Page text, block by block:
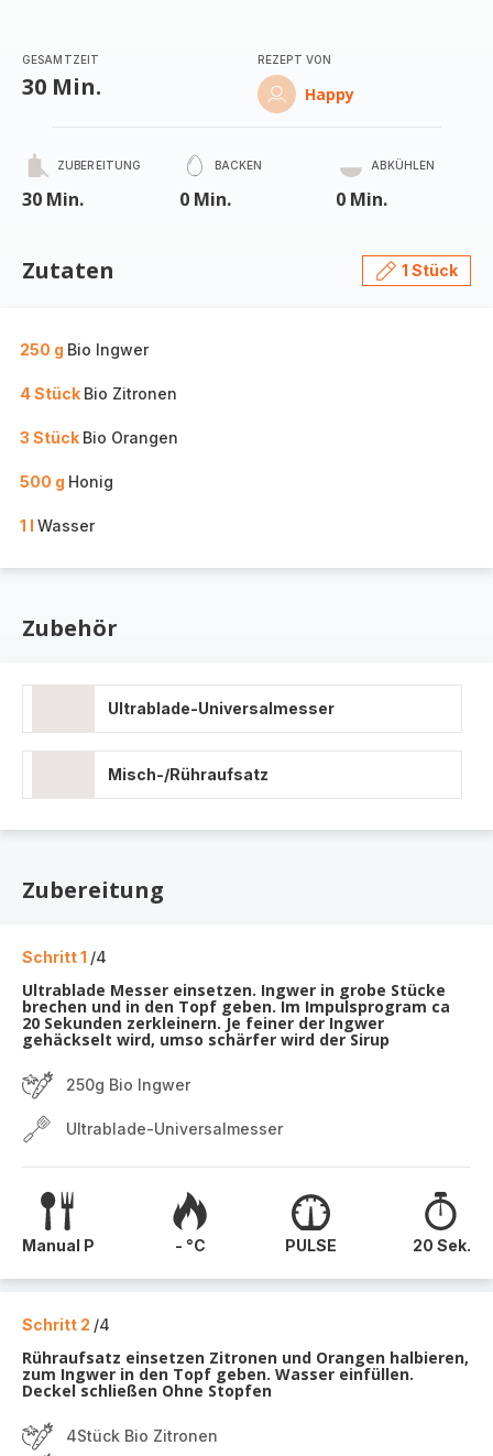
GESAMTZEIT
30 Min.
REZEPT VON
Happy
ZUBEREITUNG
30 Min.
BACKEN
0 Min.
ABKÜHLEN
0 Min.
Zutaten 1 Stück
250 g Bio Ingwer
4 Stück Bio Zitronen
3 Stück Bio Orangen
500 g Honig
1 l Wasser
Zubehör
Ultrablade-Universalmesser
Misch-/Rühraufsatz
Zubereitung
Schritt 1 /4
Ultrablade Messer einsetzen. Ingwer in grobe Stücke
brechen und in den Topf geben. Im Impulsprogram ca
20 Sekunden zerkleinern. Je feiner der Ingwer
gehäckselt wird, umso schärfer wird der Sirup
250g Bio Ingwer
Ultrablade-Universalmesser
Manual P - °C PULSE 20 Sek.
Schritt 2 /4
Rühraufsatz einsetzen Zitronen und Orangen halbieren,
zum Ingwer in den Topf geben. Wasser einfüllen.
Deckel schließen Ohne Stopfen
4Stück Bio Zitronen